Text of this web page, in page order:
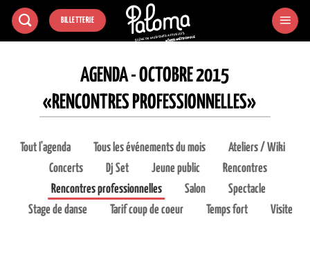
Passer
BILLETTERIE
AGENDA - OCTOBRE 2015
«RENCONTRES PROFESSIONNELLES»
Tout l'agenda Tous les événements du mois
Ateliers / Wiki
Concerts
Dj Set Jeune public
Rencontres
Rencontres professionnelles
Salon
Spectacle
Stage de danse
Tarif coup de coeur Temps fort Visite